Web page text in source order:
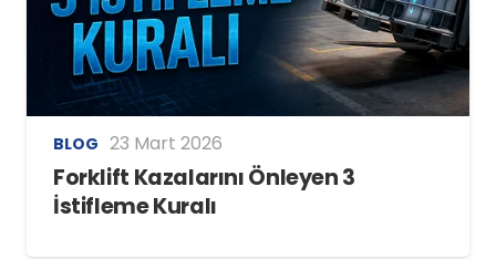
BLOG 23 Mart 2026
Forklift Kazalarını Önleyen 3
İstifleme Kuralı